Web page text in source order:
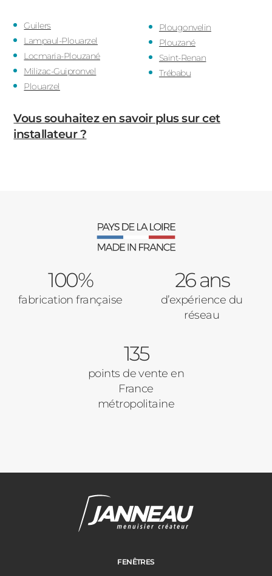
Guilers
Lampaul-Plouarzel
Locmaria-Plouzané
Milizac-Guipronvel
Plouarzel
Plougonvelin
Plouzané
Saint-Renan
Trébabu
Vous souhaitez en savoir plus sur cet
installateur ?
100%
fabrication française
26 ans
d’expérience du
réseau
135
points de vente en
France
métropolitaine
FENÊTRES